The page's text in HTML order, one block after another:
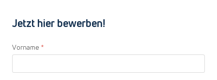
Jetzt hier bewerben!
Vorname *